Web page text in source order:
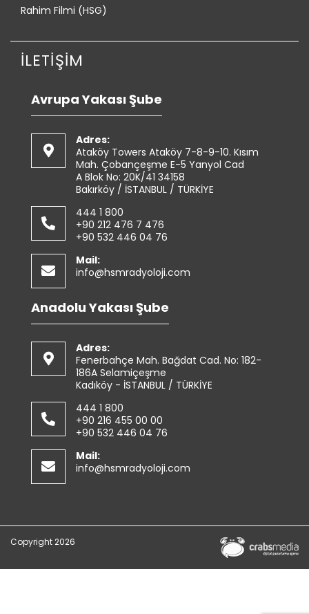
Rahim Filmi (HSG)
İLETİŞİM
Avrupa Yakası Şube
Adres:
Ataköy Towers Ataköy 7-8-9-10. Kısım
Mah. Çobançeşme E-5 Yanyol Cad
A Blok No: 20K/41 34158
Bakırköy / İSTANBUL / TÜRKİYE
444 1 800
+90 212 476 7 476
+90 532 446 04 76
Mail:
info@hsmradyoloji.com
Anadolu Yakası Şube
Adres:
Fenerbahçe Mah. Bağdat Cad. No: 182-
186A Selamiçeşme
Kadıköy - İSTANBUL / TÜRKİYE
444 1 800
+90 216 455 00 00
+90 532 446 04 76
Mail:
info@hsmradyoloji.com
Copyright 2026